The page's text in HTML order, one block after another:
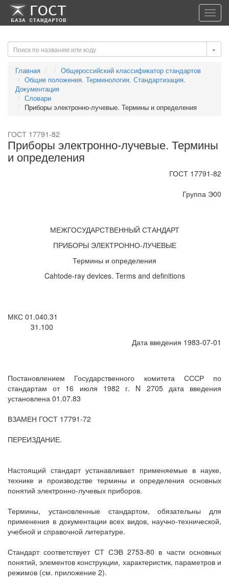
-->-->
»
Главная
Общероссийский классификатор стандартов
Общие положения. Терминология. Стандартизация.
Документация
Словари
Приборы электронно-лучевые. Термины и определения
ГОСТ 17791-82
Приборы электронно-лучевые. Термины
и определения
ГОСТ 17791-82
Группа Э00
МЕЖГОСУДАРСТВЕННЫЙ СТАНДАРТ
ПРИБОРЫ ЭЛЕКТРОННО-ЛУЧЕВЫЕ
Термины и определения
Cahtode-ray devices. Terms and definitions
МКС 01.040.31
31.100
Дата введения 1983-07-01
Постановлением Государственного комитета СССР по
стандартам от 16 июля 1982 г. N 2705 дата введения
установлена 01.07.83
ВЗАМЕН ГОСТ 17791-72
ПЕРЕИЗДАНИЕ.
Настоящий стандарт устанавливает применяемые в науке,
технике и производстве термины и определения основных
понятий электронно-лучевых приборов.
Термины, установленные стандартом, обязательны для
применения в документации всех видов, научно-технической,
учебной и справочной литературе.
Стандарт соответствует СТ СЭВ 2753-80 в части основных
понятий, элементов конструкции, характеристик, параметров и
режимов (см. приложение 2).